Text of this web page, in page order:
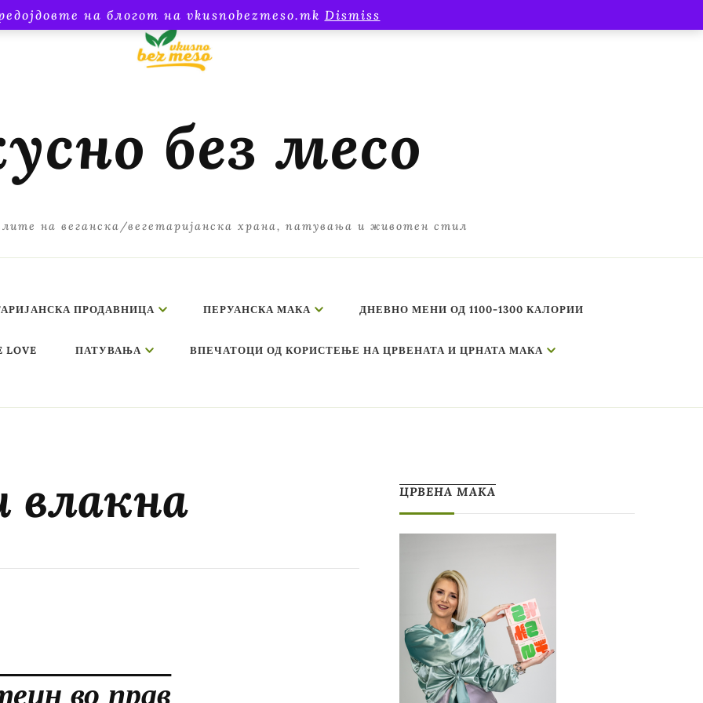
на блогот на vkusnobezmeso.mk Dismiss
без месо
на веганска/вегетаријанска храна, патувања и животен стил
ПРОДАВНИЦА ПЕРУАНСКА МАКА ДНЕВНО МЕНИ ОД 1100-1300 КАЛОРИИ
LOVE ПАТУВАЊА ВПЕЧАТОЦИ ОД КОРИСТЕЊЕ НА ЦРВЕНАТА И ЦРНАТА МАКА
влакна
во прав
ЦРВЕНА МАКА